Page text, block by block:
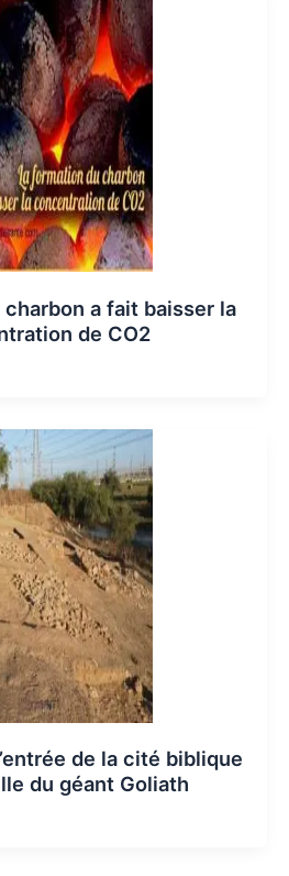
a fait baisser la
de CO2
de la cité biblique
du géant Goliath